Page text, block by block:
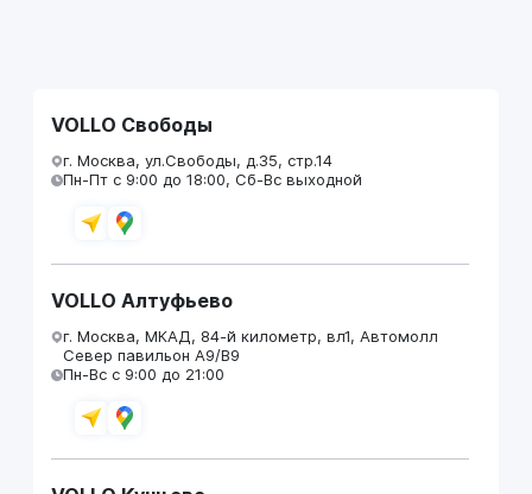
VOLLO Свободы
г. Москва, ул.Свободы, д.35, стр.14
Пн-Пт с 9:00 до 18:00, Сб-Вс выходной
VOLLO Алтуфьево
г. Москва, МКАД, 84-й километр, вл1, Автомолл
Север павильон А9/В9
Пн-Вс с 9:00 до 21:00